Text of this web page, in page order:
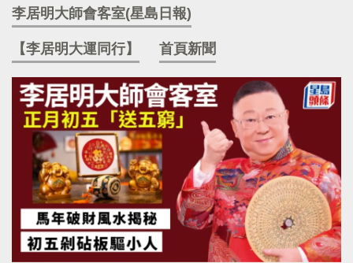
李居明大師會客室(星島日報)
【李居明大運同行】 首頁新聞